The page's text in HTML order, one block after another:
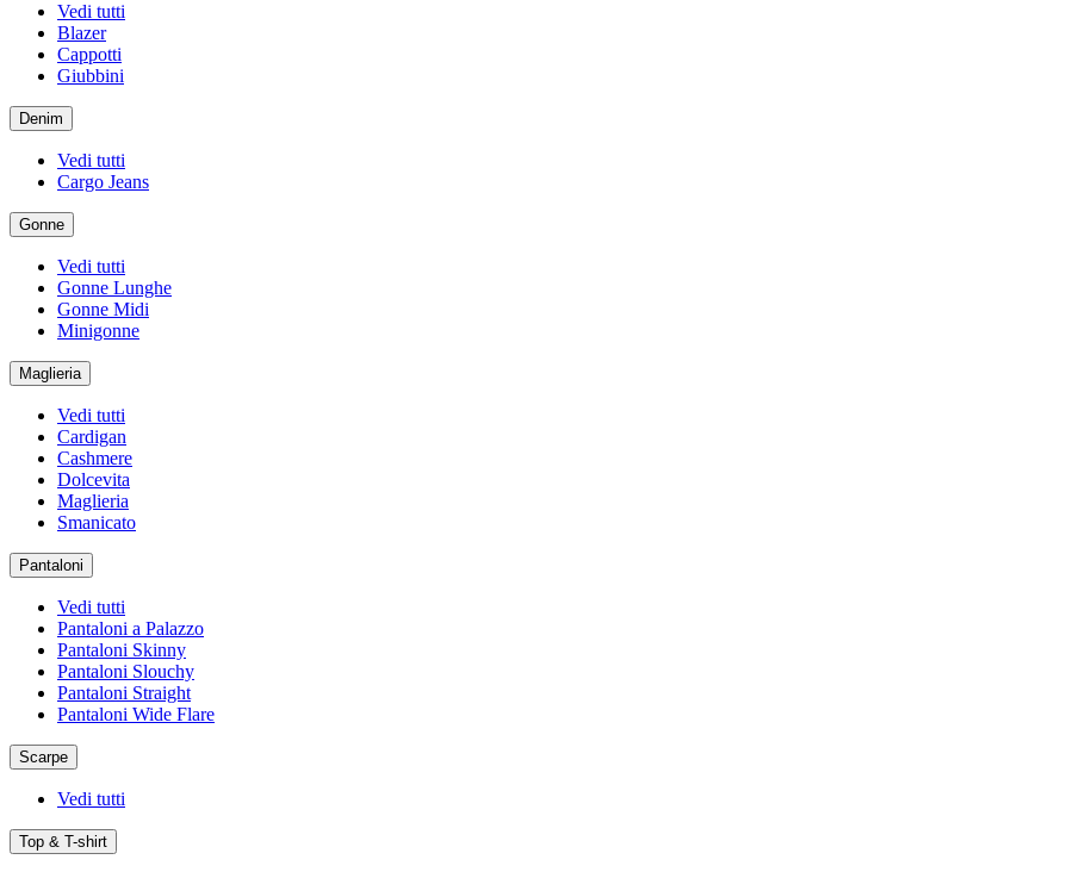
Vedi tutti
Blazer
Cappotti
Giubbini
Denim
Vedi tutti
Cargo Jeans
Gonne
Vedi tutti
Gonne Lunghe
Gonne Midi
Minigonne
Maglieria
Vedi tutti
Cardigan
Cashmere
Dolcevita
Maglieria
Smanicato
Pantaloni
Vedi tutti
Pantaloni a Palazzo
Pantaloni Skinny
Pantaloni Slouchy
Pantaloni Straight
Pantaloni Wide Flare
Scarpe
Vedi tutti
Top & T-shirt